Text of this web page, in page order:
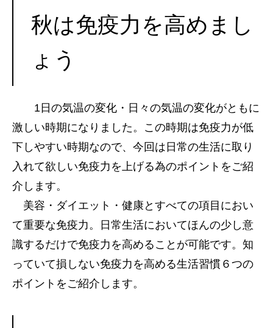
秋は免疫力を高めまし
ょう
1日の気温の変化・日々の気温の変化がともに
激しい時期になりました。この時期は免疫力が低
下しやすい時期なので、今回は日常の生活に取り
入れて欲しい免疫力を上げる為のポイントをご紹
介します。
美容・ダイエット・健康とすべての項目におい
て重要な免疫力。日常生活においてほんの少し意
識するだけで免疫力を高めることが可能です。知
っていて損しない免疫力を高める生活習慣６つの
ポイントをご紹介します。